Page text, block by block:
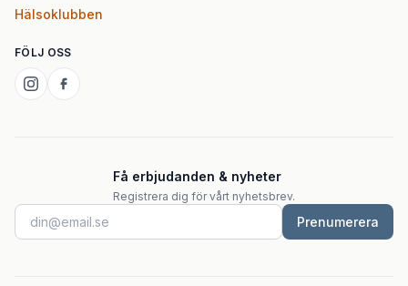
Hälsoklubben
FÖLJ OSS
Få erbjudanden & nyheter
Registrera dig för vårt nyhetsbrev.
Prenumerera